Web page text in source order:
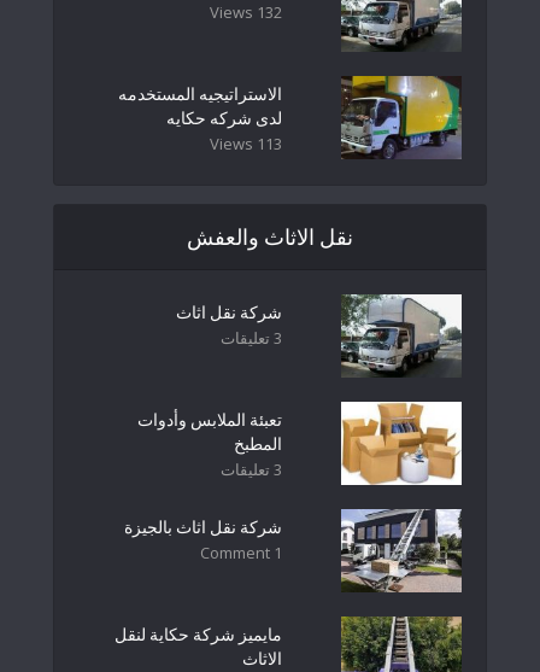
132 Views
الاستراتيجيه المستخدمه
لدى شركه حكايه
113 Views
نقل الاثاث والعفش
شركة نقل اثاث
3 تعليقات
تعبئة الملابس وأدوات
المطبخ
3 تعليقات
شركة نقل اثاث بالجيزة
1 Comment
مايميز شركة حكاية لنقل
الاثاث